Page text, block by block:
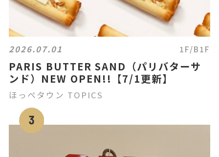
2026.07.01 1F/B1F
PARIS BUTTER SAND（パリバターサ
ンド）NEW OPEN!!【7/1更新】
ほっぺタウン TOPICS